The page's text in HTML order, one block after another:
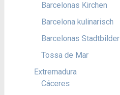
Barcelonas Kirchen
Barcelona kulinarisch
Barcelonas Stadtbilder
Tossa de Mar
Extremadura
Cáceres